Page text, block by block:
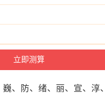
、防、绪、丽、宣、淳